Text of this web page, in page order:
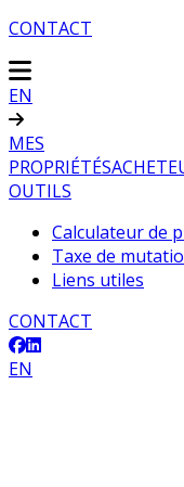
CONTACT
EN
MES
PROPRIÉTÉS
OUTILS
Calculateur de
Taxe de
Liens utiles
CONTACT
EN